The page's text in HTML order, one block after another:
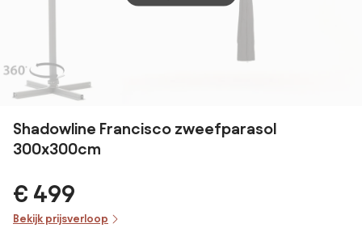
Shadowline Francisco zweefparasol
300x300cm
€ 499
Bekijk prijsverloop